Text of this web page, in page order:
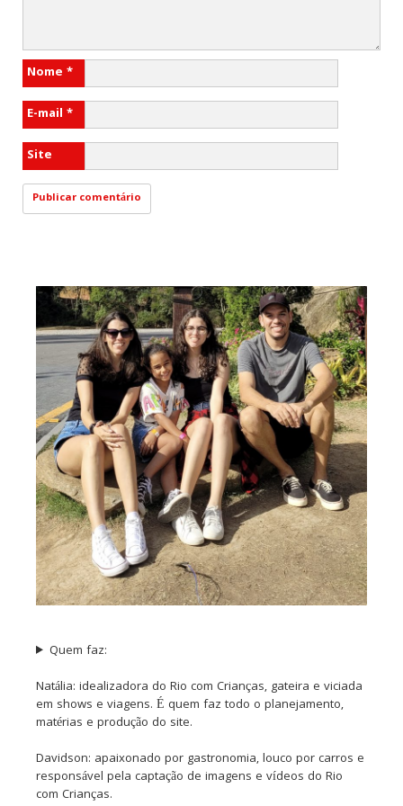
Nome *
E-mail *
Site
Quem faz:
Natália: idealizadora do Rio com Crianças, gateira e viciada
em shows e viagens. É quem faz todo o planejamento,
matérias e produção do site.
Davidson: apaixonado por gastronomia, louco por carros e
responsável pela captação de imagens e vídeos do Rio
com Crianças.